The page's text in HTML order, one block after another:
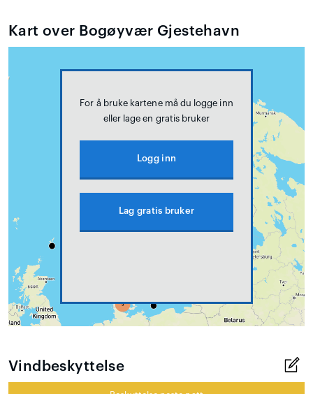
Kart over Bogøyvær Gjestehavn
For å bruke kartene må du logge inn
eller lage en gratis bruker
Logg inn
Lag gratis bruker
Vindbeskyttelse